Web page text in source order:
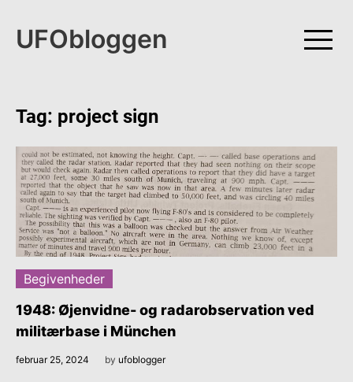
content
UFObloggen
Tag: project sign
Begivenheder
1948: Øjenvidne- og radarobservation ved
militærbase i München
februar 25, 2024 by ufoblogger